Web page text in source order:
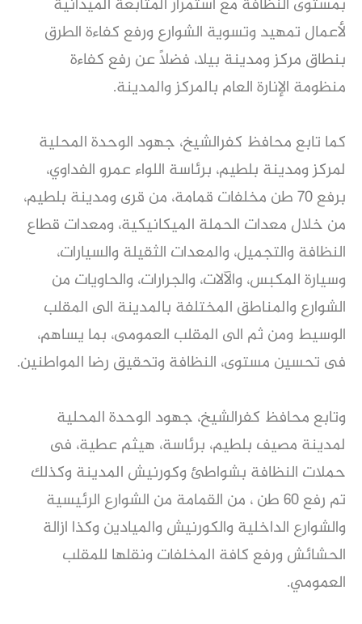
بمستوى النظافة مع استمرار المتابعة الميدانية
لأعمال تمهيد وتسوية الشوارع ورفع كفاءة الطرق
بنطاق مركز ومدينة بيلا، فضلاً عن رفع كفاءة
منظومة الإنارة العام بالمركز والمدينة.
كما تابع محافظ كفرالشيخ، جهود الوحدة المحلية
لمركز ومدينة بلطيم، برئاسة اللواء عمرو الفداوي،
برفع ٧٠ طن مخلفات قمامة، من قرى ومدينة بلطيم،
من خلال معدات الحملة الميكانيكية، ومعدات قطاع
النظافة والتجميل، والمعدات الثقيلة والسيارات،
وسيارة المكبس، والآلات، والجرارات، والحاويات من
الشوارع والمناطق المختلفة بالمدينة الى المقلب
الوسيط ومن ثم الى المقلب العمومى، بما يساهم،
فى تحسين مستوى، النظافة وتحقيق رضا المواطنين.
وتابع محافظ كفرالشيخ، جهود الوحدة المحلية
لمدينة مصيف بلطيم، برئاسة، هيثم عطية، فى
حملات النظافة بشواطئ وكورنيش المدينة وكذلك
تم رفع ٦٠ طن ، من القمامة من الشوارع الرئيسية
والشوارع الداخلية والكورنيش والميادين وكذا ازالة
الحشائش ورفع كافة المخلفات ونقلها للمقلب
العمومي.